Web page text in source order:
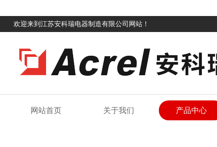
欢迎来到江苏安科瑞电器制造有限公司网站！
网站首页 关于我们 产品中心